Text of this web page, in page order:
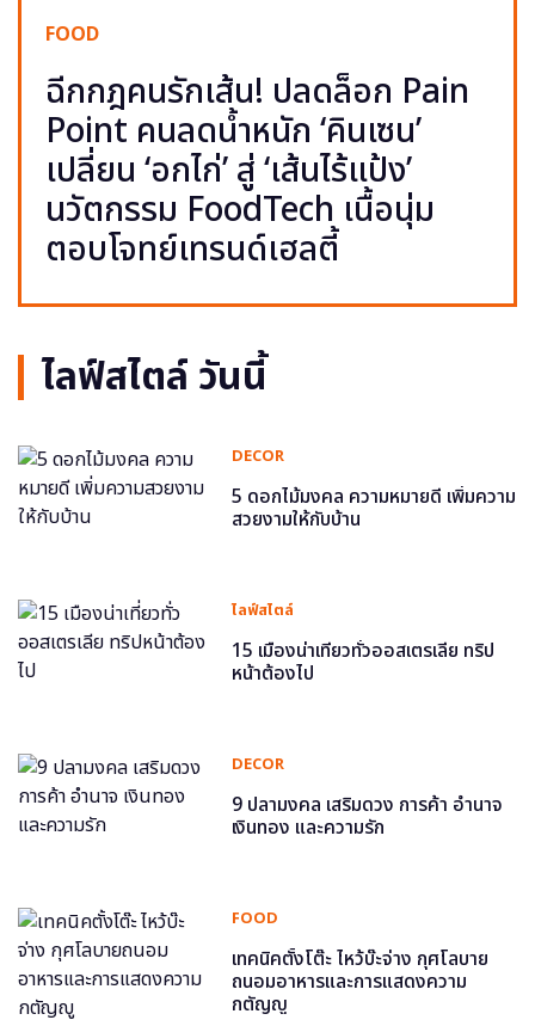
FOOD
ฉีกกฎคนรักเส้น! ปลดล็อก Pain
Point คนลดน้ำหนัก ‘คินเซน’
เปลี่ยน ‘อกไก่’ สู่ ‘เส้นไร้แป้ง’
นวัตกรรม FoodTech เนื้อนุ่ม
ตอบโจทย์เทรนด์เฮลตี้
ไลฟ์สไตล์ วันนี้
DECOR
5 ดอกไม้มงคล ความหมายดี เพิ่มความ
สวยงามให้กับบ้าน
ไลฟ์สไตล์
15 เมืองน่าเที่ยวทั่วออสเตรเลีย ทริป
หน้าต้องไป
DECOR
9 ปลามงคล เสริมดวง การค้า อำนาจ
เงินทอง และความรัก
FOOD
เทคนิคตั้งโต๊ะ ไหว้บ๊ะจ่าง กุศโลบาย
ถนอมอาหารและการแสดงความ
กตัญญู